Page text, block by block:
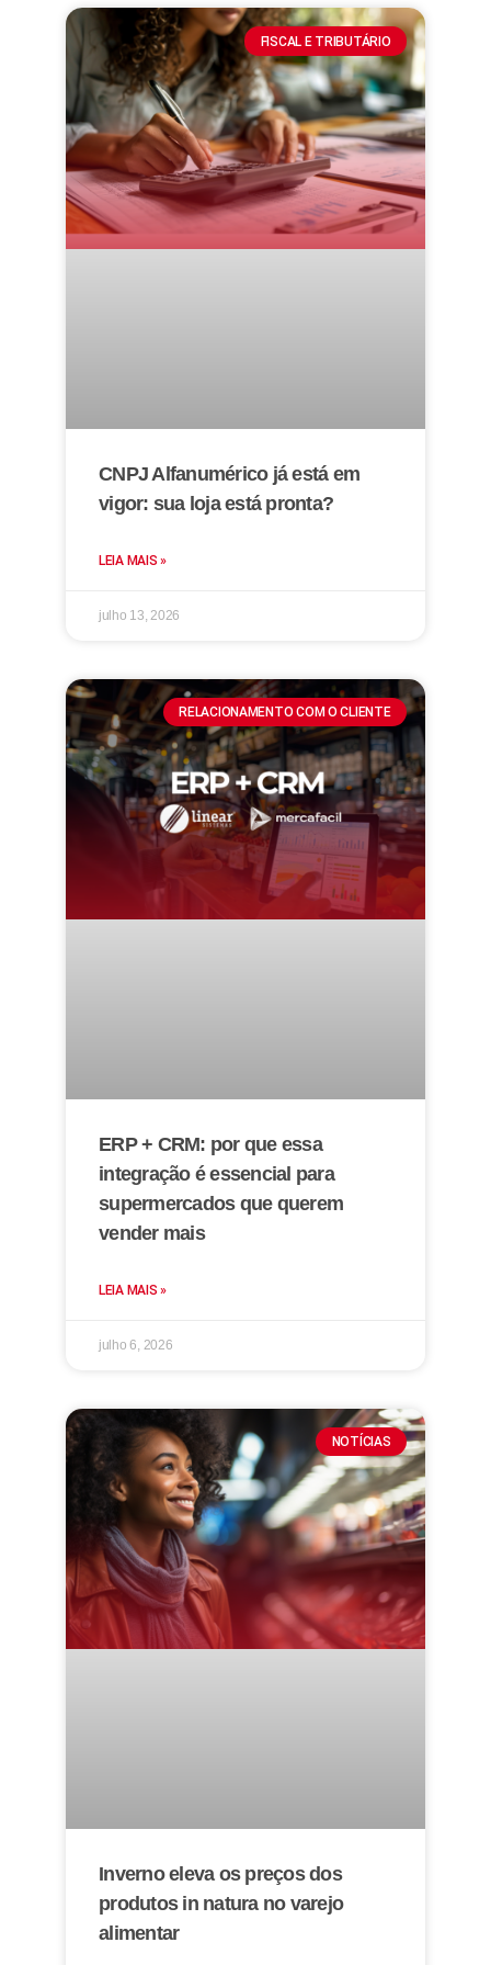
FISCAL E TRIBUTÁRIO
CNPJ Alfanumérico já está em
vigor: sua loja está pronta?
LEIA MAIS »
julho 13, 2026
RELACIONAMENTO COM O CLIENTE
ERP + CRM: por que essa
integração é essencial para
supermercados que querem
vender mais
LEIA MAIS »
julho 6, 2026
NOTÍCIAS
Inverno eleva os preços dos
produtos in natura no varejo
alimentar